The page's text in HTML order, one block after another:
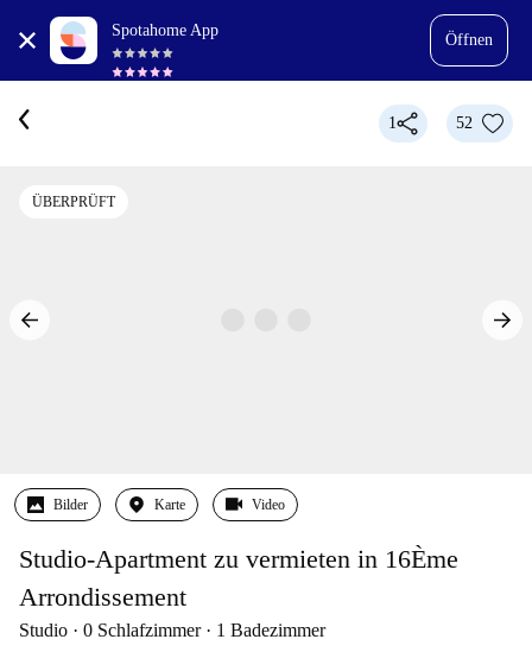
Spotahome App
Öffnen
1 52
ÜBERPRÜFT
Bilder Karte Video
Studio-Apartment zu vermieten in 16Ème
Arrondissement
Studio 0 Schlafzimmer 1 Badezimmer